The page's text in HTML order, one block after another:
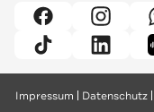
Impressum Datenschutz